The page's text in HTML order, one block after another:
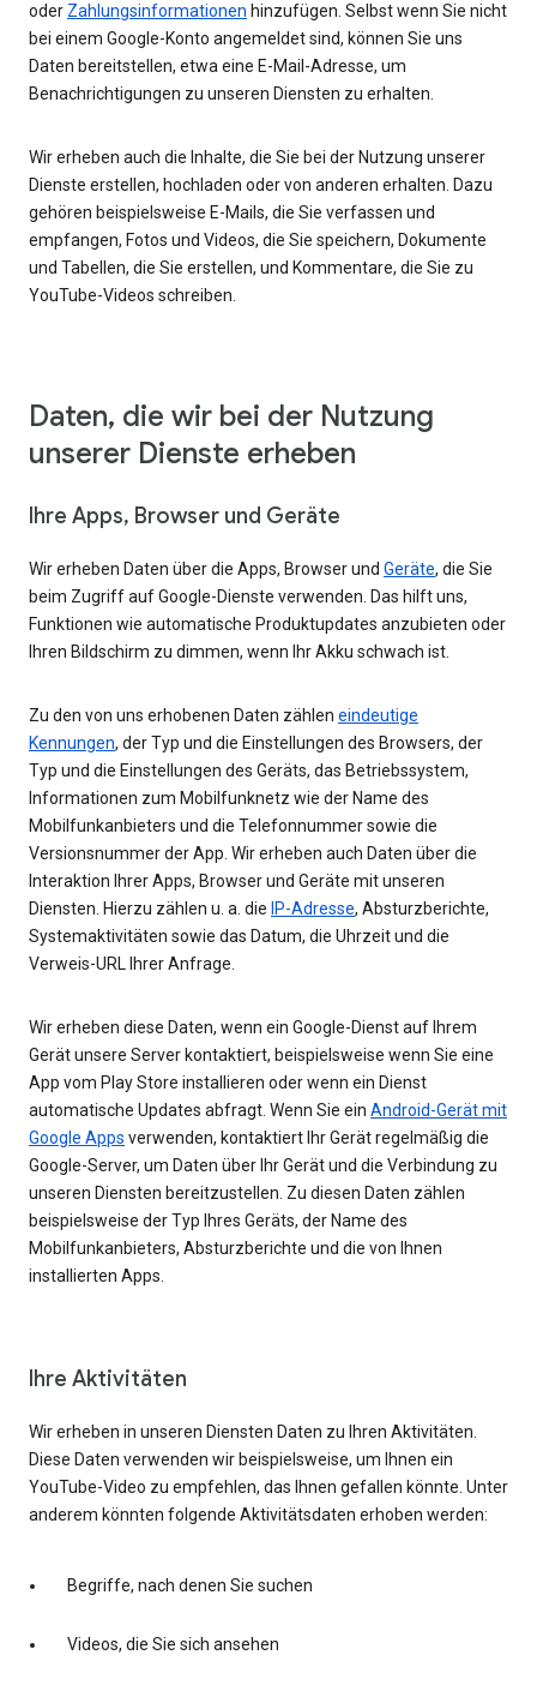
oder Zahlungsinformationen hinzufügen. Selbst wenn Sie nicht
bei einem Google-Konto angemeldet sind, können Sie uns
Daten bereitstellen, etwa eine E-Mail-Adresse, um
Benachrichtigungen zu unseren Diensten zu erhalten.
Wir erheben auch die Inhalte, die Sie bei der Nutzung unserer
Dienste erstellen, hochladen oder von anderen erhalten. Dazu
gehören beispielsweise E-Mails, die Sie verfassen und
empfangen, Fotos und Videos, die Sie speichern, Dokumente
und Tabellen, die Sie erstellen, und Kommentare, die Sie zu
YouTube-Videos schreiben.
Daten, die wir bei der Nutzung
unserer Dienste erheben
Ihre Apps, Browser und Geräte
Wir erheben Daten über die Apps, Browser und Geräte, die Sie
beim Zugriff auf Google-Dienste verwenden. Das hilft uns,
Funktionen wie automatische Produktupdates anzubieten oder
Ihren Bildschirm zu dimmen, wenn Ihr Akku schwach ist.
Zu den von uns erhobenen Daten zählen eindeutige
Kennungen, der Typ und die Einstellungen des Browsers, der
Typ und die Einstellungen des Geräts, das Betriebssystem,
Informationen zum Mobilfunknetz wie der Name des
Mobilfunkanbieters und die Telefonnummer sowie die
Versionsnummer der App. Wir erheben auch Daten über die
Interaktion Ihrer Apps, Browser und Geräte mit unseren
Diensten. Hierzu zählen u. a. die IP-Adresse, Absturzberichte,
Systemaktivitäten sowie das Datum, die Uhrzeit und die
Verweis-URL Ihrer Anfrage.
Wir erheben diese Daten, wenn ein Google-Dienst auf Ihrem
Gerät unsere Server kontaktiert, beispielsweise wenn Sie eine
App vom Play Store installieren oder wenn ein Dienst
automatische Updates abfragt. Wenn Sie ein Android-Gerät mit
Google Apps verwenden, kontaktiert Ihr Gerät regelmäßig die
Google-Server, um Daten über Ihr Gerät und die Verbindung zu
unseren Diensten bereitzustellen. Zu diesen Daten zählen
beispielsweise der Typ Ihres Geräts, der Name des
Mobilfunkanbieters, Absturzberichte und die von Ihnen
installierten Apps.
Ihre Aktivitäten
Wir erheben in unseren Diensten Daten zu Ihren Aktivitäten.
Diese Daten verwenden wir beispielsweise, um Ihnen ein
YouTube-Video zu empfehlen, das Ihnen gefallen könnte. Unter
anderem könnten folgende Aktivitätsdaten erhoben werden:
Begriffe, nach denen Sie suchen
Videos, die Sie sich ansehen